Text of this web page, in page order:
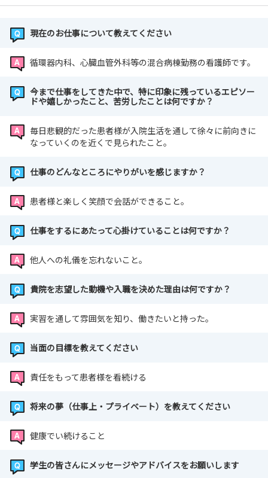
現在のお仕事について教えてください
循環器内科、心臓血管外科等の混合病棟勤務の看護師です。
今まで仕事をしてきた中で、特に印象に残っているエピソー
ドや嬉しかったこと、苦労したことは何ですか？
毎日悲観的だった患者様が入院生活を通して徐々に前向きに
なっていくのを近くで見られたこと。
仕事のどんなところにやりがいを感じますか？
患者様と楽しく笑顔で会話ができること。
仕事をするにあたって心掛けていることは何ですか？
他人への礼儀を忘れないこと。
貴院を志望した動機や入職を決めた理由は何ですか？
実習を通して雰囲気を知り、働きたいと持った。
当面の目標を教えてください
責任をもって患者様を看続ける
将来の夢（仕事上・プライベート）を教えてください
健康でい続けること
学生の皆さんにメッセージやアドバイスをお願いします